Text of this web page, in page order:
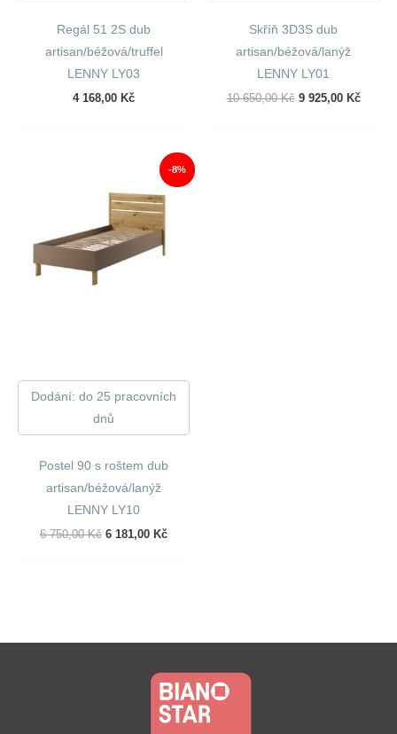
Regál 51 2S dub
artisan/béžová/truffel
LENNY LY03
4 168,00 Kč
Skříň 3D3S dub
artisan/béžová/lanýž
LENNY LY01
10 650,00Kč Původní
9 925,00 Kč
-8%
Dodání: do 25 pracovních
dnů
Postel 90 s roštem dub
artisan/béžová/lanýž
LENNY LY10
6 750,00Kč Původní
6 181,00 KčAktuální